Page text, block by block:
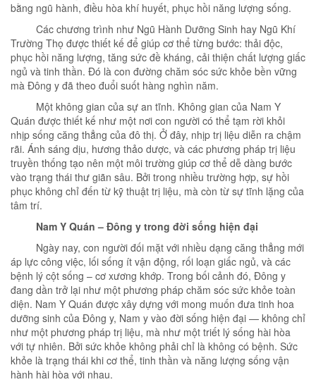
bằng ngũ hành, điều hòa khí huyết, phục hồi năng lượng sống.
Các chương trình như Ngũ Hành Dưỡng Sinh hay Ngũ Khí
Trường Thọ được thiết kế để giúp cơ thể từng bước: thải độc,
phục hồi năng lượng, tăng sức đề kháng, cải thiện chất lượng giấc
ngủ và tinh thần. Đó là con đường chăm sóc sức khỏe bền vững
mà Đông y đã theo đuổi suốt hàng nghìn năm.
Một không gian của sự an tĩnh. Không gian của Nam Y
Quán được thiết kế như một nơi con người có thể tạm rời khỏi
nhịp sống căng thẳng của đô thị. Ở đây, nhịp trị liệu diễn ra chậm
rãi. Ánh sáng dịu, hương thảo dược, và các phương pháp trị liệu
truyền thống tạo nên một môi trường giúp cơ thể dễ dàng bước
vào trạng thái thư giãn sâu. Bởi trong nhiều trường hợp, sự hồi
phục không chỉ đến từ kỹ thuật trị liệu, mà còn từ sự tĩnh lặng của
tâm trí.
Nam Y Quán – Đông y trong đời sống hiện đại
Ngày nay, con người đối mặt với nhiều dạng căng thẳng mới
áp lực công việc, lối sống ít vận động, rối loạn giấc ngủ, và các
bệnh lý cột sống – cơ xương khớp. Trong bối cảnh đó, Đông y
đang dần trở lại như một phương pháp chăm sóc sức khỏe toàn
diện. Nam Y Quán được xây dựng với mong muốn đưa tinh hoa
dưỡng sinh của Đông y, Nam y vào đời sống hiện đại — không chỉ
như một phương pháp trị liệu, mà như một triết lý sống hài hòa
với tự nhiên. Bởi sức khỏe không phải chỉ là không có bệnh. Sức
khỏe là trạng thái khi cơ thể, tinh thần và năng lượng sống vận
hành hài hòa với nhau.